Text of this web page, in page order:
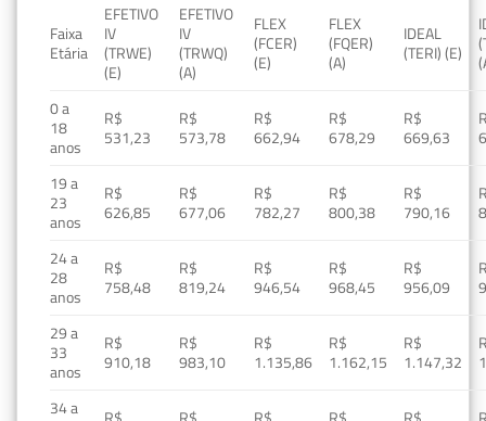
Faixa
Etária
EFETIVO
IV
(TRWE)
(E)
EFETIVO
IV
(TRWQ)
(A)
FLEX
(FCER)
(E)
FLEX
(FQER)
(A)
IDEAL
(TERI) (E)
0 a
18
anos
R$
531,23
R$
573,78
R$
662,94
R$
678,29
R$
669,63
19 a
23
anos
R$
626,85
R$
677,06
R$
782,27
R$
800,38
R$
790,16
24 a
28
anos
R$
758,48
R$
819,24
R$
946,54
R$
968,45
R$
956,09
29 a
33
anos
R$
910,18
R$
983,10
R$
1.135,86
R$
1.162,15
R$
1.147,32
34 a